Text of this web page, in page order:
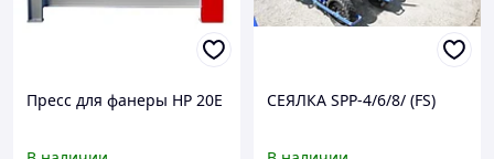
Пресс для фанеры HP 20E СЕЯЛКА SPP-4/6/8/ (FS)